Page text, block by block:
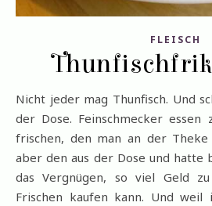
FLEISCH
Nicht jeder mag Thunfisch. Und schon gar nicht den aus
der Dose. Feinschmecker essen
frischen, den man an der Theke
aber den aus der Dose und hatte
das Vergnügen, so viel Geld
Frischen kaufen kann. Und weil